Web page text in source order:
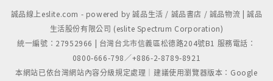
誠品線上eslite.com - powered by 誠品生活 / 誠品書店 / 誠品物流 | 誠品
生活股份有限公司 (eslite Spectrum Corporation)
統一編號：27952966 | 台灣台北市信義區松德路204號B1 服務電話：
0800-666-798／+886-2-8789-8921
本網站已依台灣網站內容分級規定處理｜建議使用瀏覽器版本：Google